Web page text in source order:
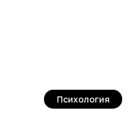
Психология